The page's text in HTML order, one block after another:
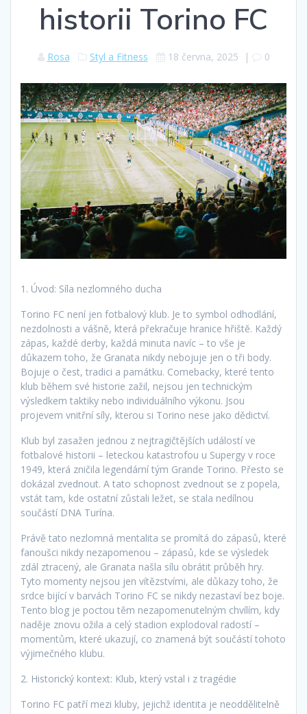
historii Torino FC
Rosa Styl a Fitness 18 června, 2025 | 0
1. Úvod: Síla nezlomného ducha
Torino FC není jen fotbalový klub. Je to symbol odhodlání,
nezdolnosti a vášně, která překračuje hranice hřiště. Každý
zápas, každé derby, každá minuta navíc – to vše je
důkazem toho, že Granata nikdy nebojuje jen o tři body.
Bojuje o čest, tradici a památku. Comebacky, které tento
klub během své historie zažil, nejsou jen technickým
výsledkem taktiky nebo individuálního výkonu. Jsou
projevem vnitřní síly, kterou si Torino nese jako dědictví.
Klub byl zasažen jednou z nejtragičtějších událostí ve
fotbalové historii – leteckou katastrofou u Supergy v roce
1949, která zničila legendární tým Grande Torino. Přesto se
dokázal zvednout. A tato schopnost zvednout se z popela,
vstát tam, kde ostatní zůstali ležet, se stala nedílnou
součástí DNA Turína.
Právě tato nezlomná mentalita se promítá do zápasů, které
fanoušci nikdy nezapomenou – zápasů, kde se výsledek
zdál ztracený, ale Granata našla sílu obrátit průběh hry.
Tyto momenty nejsou jen vítězstvími, ale důkazy toho, že
srdce bijící v barvách Torino FC se nikdy nezastaví bez boje.
Tento blog je poctou těm nezapomenutelným chvílím, kdy
naděje znovu ožila a celý stadion explodoval radostí –
momentům, které ukazují, co znamená být součástí tohoto
výjimečného klubu.
2. Historický kontext: Klub, který vstal i z tragédie
Torino FC patří mezi kluby, jejichž identita je neoddělitelně